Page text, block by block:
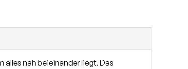
mit offener Küche und einem großem
rundet die Wohnung ab. Die
mit Doppelbett und
zur Verfügung. Eine Sonnenkuhle im
alles nah beieinander liegt. Das